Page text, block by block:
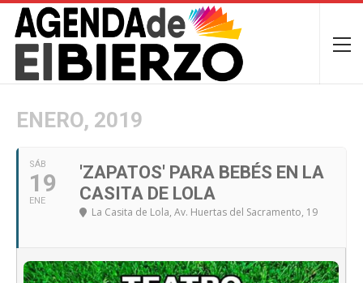
ENERO, 2019
SÁB
19
ENE
'ZAPATOS' PARA BEBÉS EN LA
CASITA DE LOLA
La Casita de Lola, Av. Huertas del Sacramento, 19